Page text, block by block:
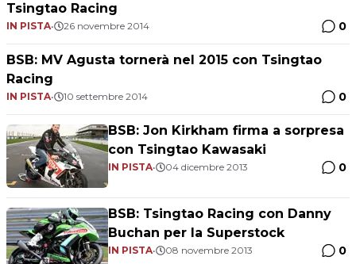
Tsingtao Racing
IN PISTA• 26 novembre 2014 0
BSB: MV Agusta tornerà nel 2015 con Tsingtao
Racing
IN PISTA• 10 settembre 2014 0
BSB: Jon Kirkham firma a sorpresa
con Tsingtao Kawasaki
IN PISTA• 04 dicembre 2013 0
BSB: Tsingtao Racing con Danny
Buchan per la Superstock
IN PISTA• 08 novembre 2013 0